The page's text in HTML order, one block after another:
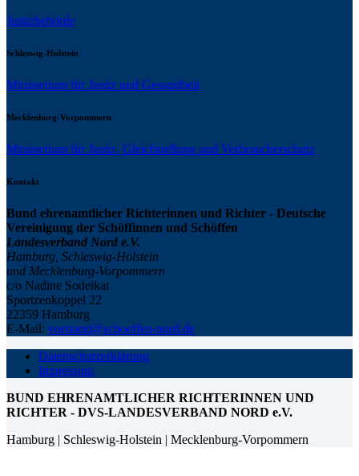
Justizbehörde
Schleswig-Holstein
Ministerium für Justiz und Gesundheit
Mecklenburg-Vorpommern
Ministerium für Justiz, Gleichstellung und Verbraucherschutz
Kontakt
Bund ehrenamtlicher Richterinnen und Richter - Deutsche
Vereinigung der Schöffinnen und Schöffen
Landesverband Nord e.V.
Hamburg, Schleswig-Holstein
und Mecklenburg-Vorpommern
c/o Nadine Sodeikat
Sportzenkoppel 22
22359 Hamburg
E-Mail: vorstand@schoeffen-nord.de
Datenschutzerklärung
Impressum
BUND EHRENAMTLICHER RICHTERINNEN UND
RICHTER - DVS-LANDESVERBAND NORD e.V.
Hamburg | Schleswig-Holstein | Mecklenburg-Vorpommern